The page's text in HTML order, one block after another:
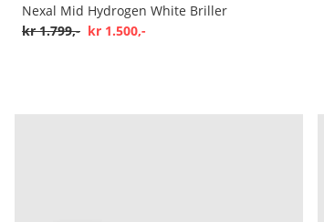
Nexal Mid Hydrogen White Briller
kr 1.799,- kr 1.500,-